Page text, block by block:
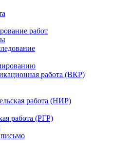
работ
работа (ВКР)
работа (НИР)
работа (РГР)